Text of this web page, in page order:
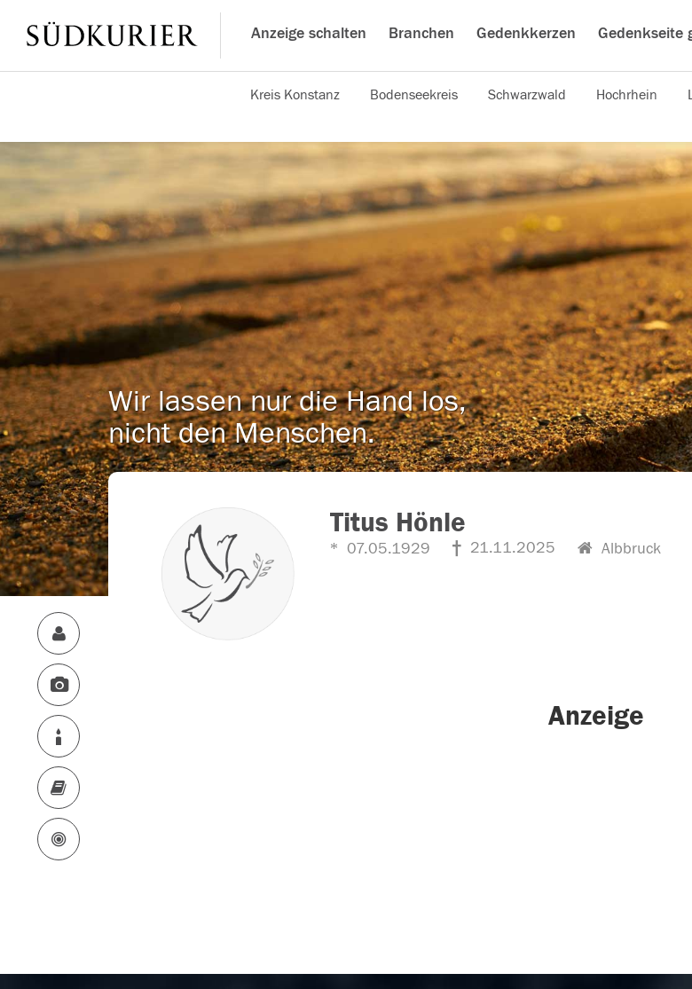
Anzeige schalten Branchen Gedenkkerzen Gedenkseite
Kreis Konstanz Bodenseekreis Schwarzwald Hochrhein
Wir lassen nur die Hand los,
nicht den Menschen.
Titus Hönle
07.05.1929 21.11.2025 Albbruck
Anzeige